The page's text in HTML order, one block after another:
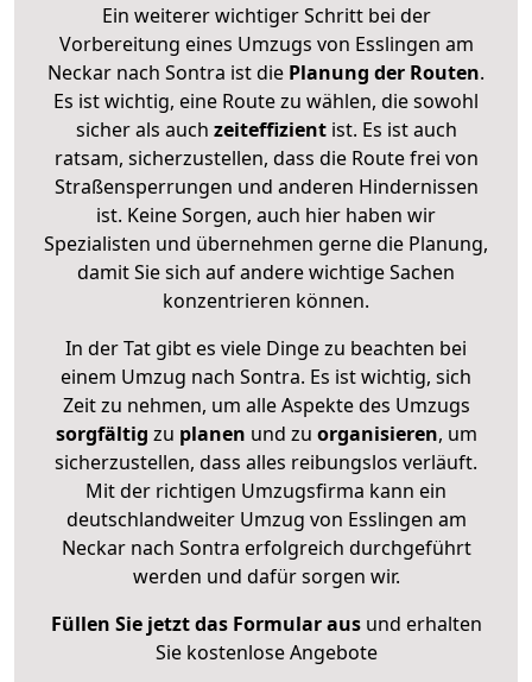
Ein weiterer wichtiger Schritt bei der
Vorbereitung eines Umzugs von Esslingen am
Neckar nach Sontra ist die Planung der Routen.
Es ist wichtig, eine Route zu wählen, die sowohl
sicher als auch zeiteffizientist. Es ist auch
ratsam, sicherzustellen, dass die Route frei von
Straßensperrungen und anderen Hindernissen
ist. Keine Sorgen, auch hier haben wir
Spezialisten und übernehmen gerne die Planung,
damit Sie sich auf andere wichtige Sachen
konzentrieren können.
In der Tat gibt es viele Dinge zu beachten bei
einem Umzug nach Sontra. Es ist wichtig, sich
Zeit zu nehmen, um alle Aspekte des Umzugs
sorgfältig zu planen und zu organisieren, um
sicherzustellen, dass alles reibungslos verläuft.
Mit der richtigen Umzugsfirma kann ein
deutschlandweiter Umzug von Esslingen am
Neckar nach Sontra erfolgreich durchgeführt
werden und dafür sorgen wir.
Füllen Sie jetzt das Formular ausund erhalten
Sie kostenlose Angebote